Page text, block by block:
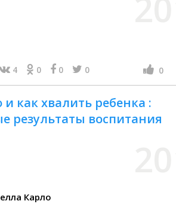
4 0 0 0 0
и как хвалить ребенка :
результаты воспитания
Ротелла Карло